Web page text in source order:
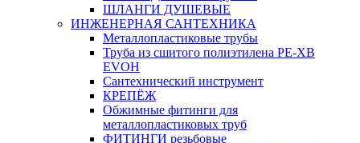
ШЛАНГИ ДУШЕВЫЕ
ИНЖЕНЕРНАЯ САНТЕХНИКА
Металлопластиковые трубы
Труба из сшитого полиэтилена PE-XB
EVOH
Сантехнический инструмент
КРЕПЁЖ
Обжимные фитинги для
металлопластиковых труб
ФИТИНГИ резьбовые